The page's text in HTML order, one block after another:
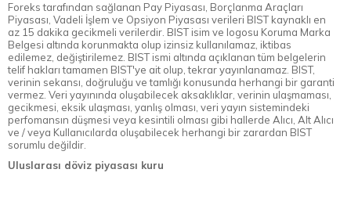
Foreks tarafından sağlanan Pay Piyasası, Borçlanma Araçları
Piyasası, Vadeli İşlem ve Opsiyon Piyasası verileri BIST kaynaklı en
az 15 dakika gecikmeli verilerdir. BIST isim ve logosu Koruma Marka
Belgesi altında korunmakta olup izinsiz kullanılamaz, iktibas
edilemez, değiştirilemez. BIST ismi altında açıklanan tüm belgelerin
telif hakları tamamen BIST'ye ait olup, tekrar yayınlanamaz. BIST,
verinin sekansı, doğruluğu ve tamlığı konusunda herhangi bir garanti
vermez. Veri yayınında oluşabilecek aksaklıklar, verinin ulaşmaması,
gecikmesi, eksik ulaşması, yanlış olması, veri yayın sistemindeki
perfomansın düşmesi veya kesintili olması gibi hallerde Alıcı, Alt Alıcı
ve / veya Kullanıcılarda oluşabilecek herhangi bir zarardan BIST
sorumlu değildir.
Uluslarası döviz piyasası kuru